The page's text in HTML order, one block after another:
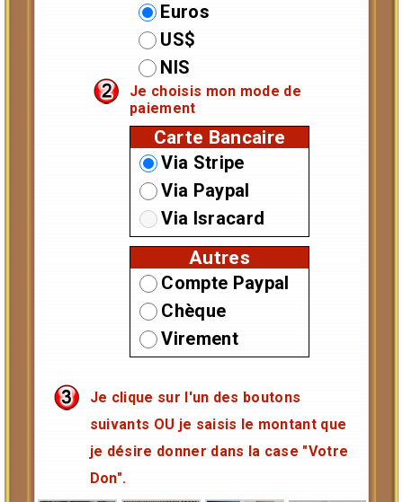
Euros
US$
NIS
Je choisis mon mode de
paiement
Carte Bancaire
Via Stripe
Via Paypal
Via Isracard
Autres
Compte Paypal
Chèque
Virement
Je clique sur l'un des boutons
suivants OU je saisis le montant que
je désire donner dans la case "Votre
Don".